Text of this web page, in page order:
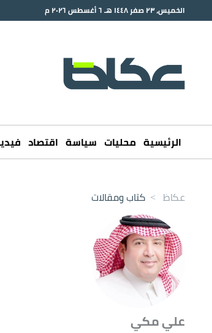
الخميس، ٢٣ صفر ١٤٤٨ هـ ٦ أغسطس ٢٠٢٦ م
الرئيسية محليات سياسة اقتصاد
عكاظ > كتاب ومقالات
علي مكي